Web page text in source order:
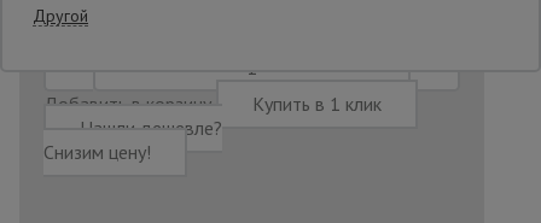
14:15:54
Добавить в корзину
Купить в 1 клик
Нашли дешевле?
Снизим цену!
Другой